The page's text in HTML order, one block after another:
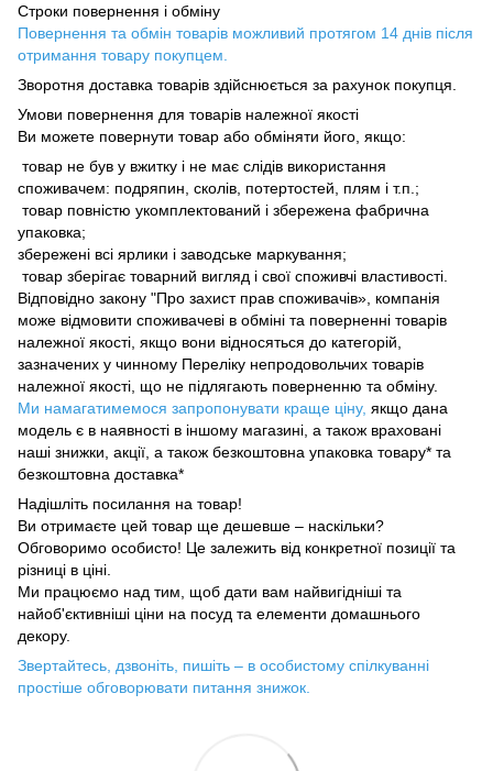
Строки повернення і обміну
Повернення та обмін товарів можливий протягом 14 днів після
отримання товару покупцем.
Зворотня доставка товарів здійснюється за рахунок покупця.
Умови повернення для товарів належної якості
Ви можете повернути товар або обміняти його, якщо:
товар не був у вжитку і не має слідів використання
споживачем: подряпин, сколів, потертостей, плям і т.п.;
товар повністю укомплектований і збережена фабрична
упаковка;
збережені всі ярлики і заводське маркування;
товар зберігає товарний вигляд і свої споживчі властивості.
Відповідно закону "Про захист прав споживачів», компанія
може відмовити споживачеві в обміні та поверненні товарів
належної якості, якщо вони відносяться до категорій,
зазначених у чинному Переліку непродовольчих товарів
належної якості, що не підлягають поверненню та обміну.
Ми намагатимемося запропонувати краще ціну, якщо дана
модель є в наявності в іншому магазині, а також враховані
наші знижки, акції, а також безкоштовна упаковка товару* та
безкоштовна доставка*
Надішліть посилання на товар!
Ви отримаєте цей товар ще дешевше – наскільки?
Обговоримо особисто! Це залежить від конкретної позиції та
різниці в ціні.
Ми працюємо над тим, щоб дати вам найвигідніші та
найоб'єктивніші ціни на посуд та елементи домашнього
декору.
Звертайтесь, дзвоніть, пишіть – в особистому спілкуванні
простіше обговорювати питання знижок.